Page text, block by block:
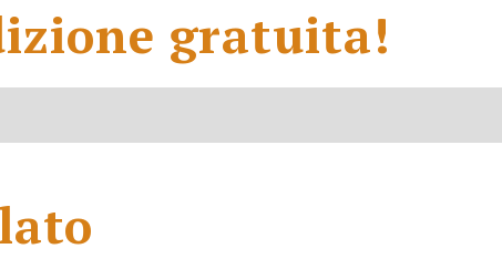
gratuita!